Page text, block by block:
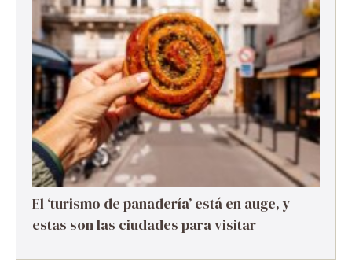
El ‘turismo de panadería’ está en auge, y
estas son las ciudades para visitar